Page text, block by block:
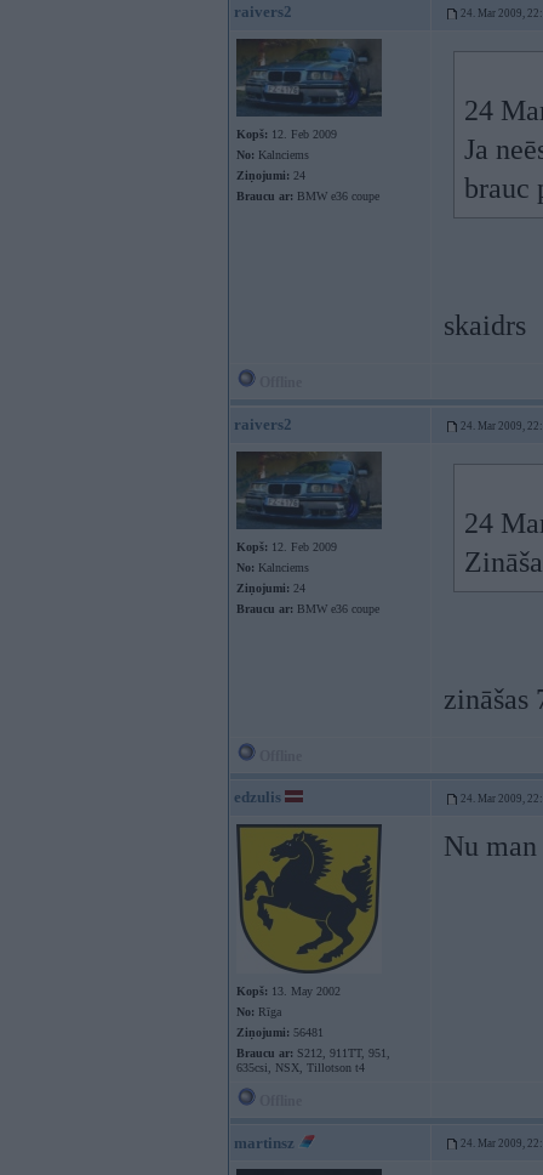
raivers2 24. Mar 2009,
Kopš: 12. Feb 2009
No: Kalnciems
Ziņojumi: 24
Braucu ar: BMW e36 coupe
24
Ja
skaidrs
raivers2 24. Mar 2009,
Kopš: 12. Feb 2009
No: Kalnciems
Ziņojumi: 24
Braucu ar: BMW e36 coupe
24
zināšas
edzulis 24. Mar 2009,
Kopš: 13. May 2002
No: Rīga
Ziņojumi: 56481
Braucu ar: S212, 911TT, 951,
635csi, NSX, Tillotson t4
Nu
martinsz 24. Mar 2009,